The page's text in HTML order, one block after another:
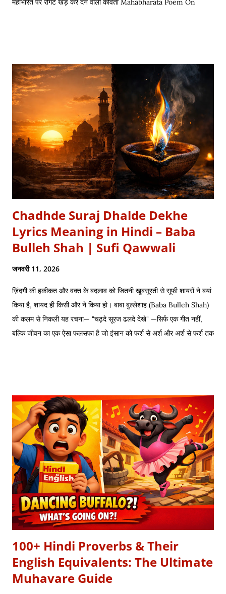
महाभारत पर रोंगटे खड़े कर देने वाली कविता Mahabharata Poem On
Best Hindi Poetry Collection for more Veer Ras Kavitayein.
तलवार, धनुष और पैदल सैनिक कुरुक्षेत्र में खड़े हुए, रक्त पिपासु महारथी इक दूजे
सम्मुख अड़े हुए | कई लाख सेना के सम्मुख पांडव पाँच बिचारे थे, एक तरफ थे योद्धा
सब, एक तरफ समय के मारे थे | महा-समर की प्रतिक्षा में सारे ताक रहे थे जी, और
पार्थ के रथ को केशव स्वयं हाँक रहे थे जी || रणभूमि के सभी नजारे देखन में कुछ
खास लगे, माधव ने अर्जुन को देखा, अर्जुन उन्हें उदास लगे | ...
Chadhde Suraj Dhalde Dekhe
Lyrics Meaning in Hindi – Baba
Bulleh Shah | Sufi Qawwali
जनवरी 11, 2026
ज़िंदगी की हकीकत और वक्त के बदलाव को जितनी खूबसूरती से सूफी शायरों ने बयां
किया है, शायद ही किसी और ने किया हो। बाबा बुल्लेशाह (Baba Bulleh Shah)
की कलम से निकली यह रचना— "चढ़दे सूरज ढलदे देखे" —सिर्फ एक गीत नहीं,
बल्कि जीवन का एक ऐसा फलसफा है जो इंसान को फर्श से अर्श और अर्श से फर्श तक
वक्त बदलते देर नहीं लगती। जिस तरह नुसरत फतेह अली खान साहब ने तुम्हें
दिल्लगी भूल जानी पड़ेगी गाकर इश्क़ और इबादत का फर्क समझाया, उसी तरह यह
कलाम हमें 'शुक्र' (Gratitude) का पाठ पढ़ाता है। इस लेख में हम इस कालजयी
रचना के हिंदी बोल (Lyrics), उसके गूढ़ अर्थ और शब्दार्थ को विस्तार से समझेंगे। ...
100+ Hindi Proverbs & Their
English Equivalents: The Ultimate
Muhavare Guide